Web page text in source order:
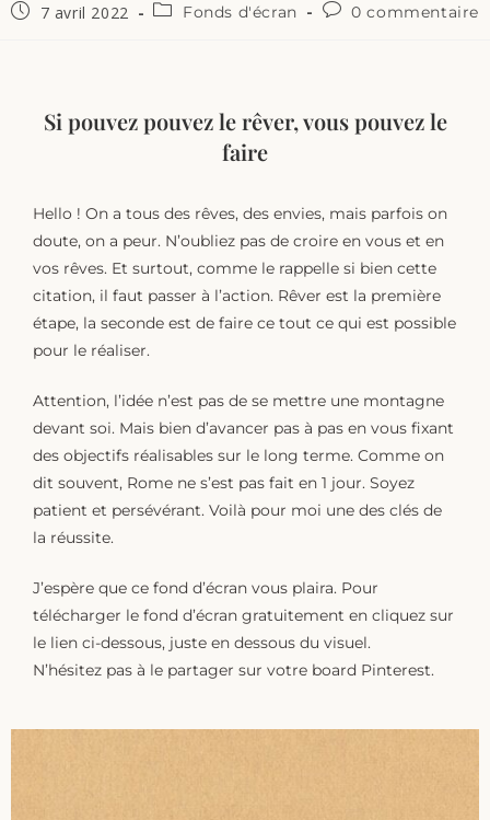
7 avril 2022 Fonds d'écran 0 commentaire
Si pouvez pouvez le rêver, vous pouvez le
faire
Hello ! On a tous des rêves, des envies, mais parfois on
doute, on a peur. N’oubliez pas de croire en vous et en
vos rêves. Et surtout, comme le rappelle si bien cette
citation, il faut passer à l’action. Rêver est la première
étape, la seconde est de faire ce tout ce qui est possible
pour le réaliser.
Attention, l’idée n’est pas de se mettre une montagne
devant soi. Mais bien d’avancer pas à pas en vous fixant
des objectifs réalisables sur le long terme. Comme on
dit souvent, Rome ne s’est pas fait en 1 jour. Soyez
patient et persévérant. Voilà pour moi une des clés de
la réussite.
J’espère que ce fond d’écran vous plaira. Pour
télécharger le fond d’écran gratuitement en cliquez sur
le lien ci-dessous, juste en dessous du visuel.
N’hésitez pas à le partager sur votre board Pinterest.